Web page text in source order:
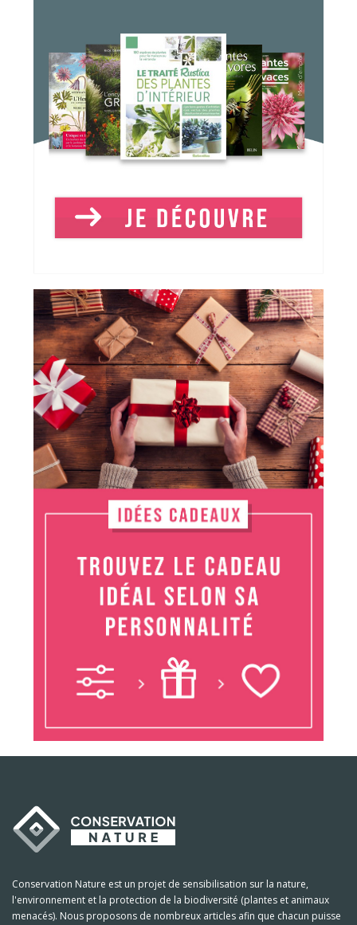
Conservation Nature est un projet de sensibilisation sur la nature,
l'environnement et la protection de la biodiversité (plantes et animaux
menacés). Nous proposons de nombreux articles afin que chacun puisse